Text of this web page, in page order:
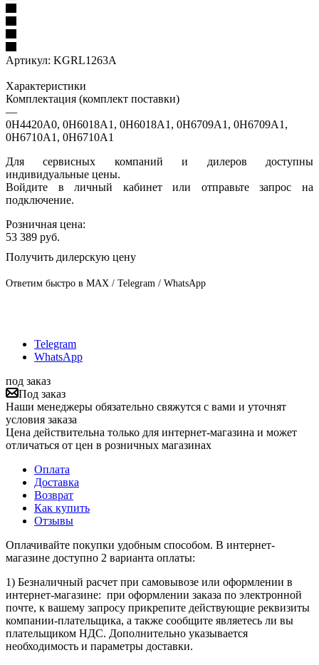
Артикул: KGRL1263A
Характеристики
Комплектация (комплект поставки)
—
0H4420A0, 0H6018A1, 0H6018A1, 0H6709A1, 0H6709A1,
0H6710A1, 0H6710A1
Для сервисных компаний и дилеров доступны
индивидуальные цены.
Войдите в личный кабинет или отправьте запрос на
подключение.
Розничная цена:
53 389 руб.
Получить дилерскую цену
Ответим быстро в MAX / Telegram / WhatsApp
Telegram
WhatsApp
под заказ
Под заказ
Наши менеджеры обязательно свяжутся с вами и уточнят
условия заказа
Цена действительна только для интернет-магазина и может
отличаться от цен в розничных магазинах
Оплата
Доставка
Возврат
Как купить
Отзывы
Оплачивайте покупки удобным способом. В интернет-
магазине доступно 2 варианта оплаты:
1) Безналичный расчет при самовывозе или оформлении в
интернет-магазине: при оформлении заказа по электронной
почте, к вашему запросу прикрепите действующие реквизиты
компании-плательщика, а также сообщите являетесь ли вы
плательщиком НДС. Дополнительно указывается
необходимость и параметры доставки.